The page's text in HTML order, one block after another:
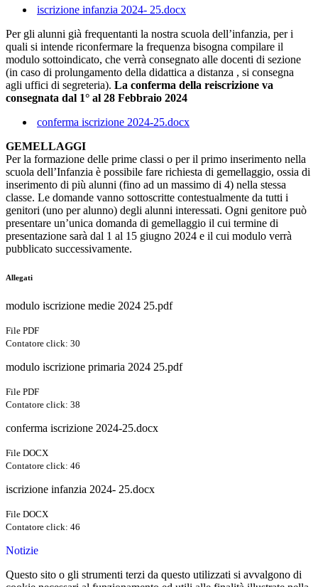
iscrizione infanzia 2024- 25.docx
Per gli alunni già frequentanti la nostra scuola dell’infanzia, per i
quali si intende riconfermare la frequenza bisogna compilare il
modulo sottoindicato, che verrà consegnato alle docenti di sezione
(in caso di prolungamento della didattica a distanza , si consegna
agli uffici di segreteria). La conferma della reiscrizione va
consegnata dal 1° al 28 Febbraio 2024
conferma iscrizione 2024-25.docx
GEMELLAGGI
Per la formazione delle prime classi o per il primo inserimento nella
scuola dell’Infanzia è possibile fare richiesta di gemellaggio, ossia di
inserimento di più alunni (fino ad un massimo di 4) nella stessa
classe. Le domande vanno sottoscritte contestualmente da tutti i
genitori (uno per alunno) degli alunni interessati. Ogni genitore può
presentare un’unica domanda di gemellaggio il cui termine di
presentazione sarà dal 1 al 15 giugno 2024 e il cui modulo verrà
pubblicato successivamente.
Allegati
modulo iscrizione medie 2024 25.pdf
File PDF
Contatore click: 30
modulo iscrizione primaria 2024 25.pdf
File PDF
Contatore click: 38
conferma iscrizione 2024-25.docx
File DOCX
Contatore click: 46
iscrizione infanzia 2024- 25.docx
File DOCX
Contatore click: 46
Notizie
Questo sito o gli strumenti terzi da questo utilizzati si avvalgono di